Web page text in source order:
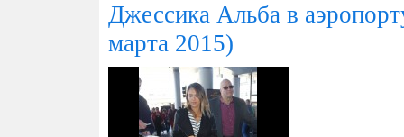
Джессика Альба в
марта 2015)